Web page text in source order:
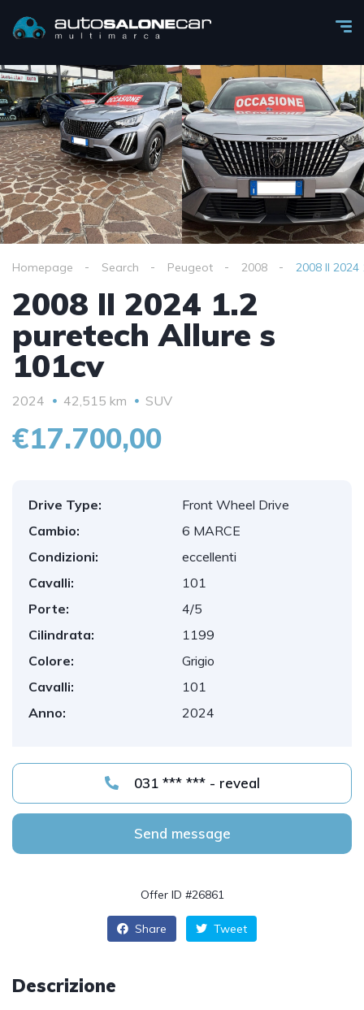
Homepage Search Peugeot 2008 2008 II
2008 II 2024 1.2
puretech Allure s
101cv
2024 42,515 km SUV
€17.700,00
Drive Type:
Front Wheel Drive
Cambio:
6 MARCE
Condizioni:
eccellenti
Cavalli:
101
Porte:
4/5
Cilindrata:
1199
Colore:
Grigio
Cavalli:
101
Anno:
2024
031 *** *** - reveal
Send message
Offer ID #26861
Share Tweet
Descrizione